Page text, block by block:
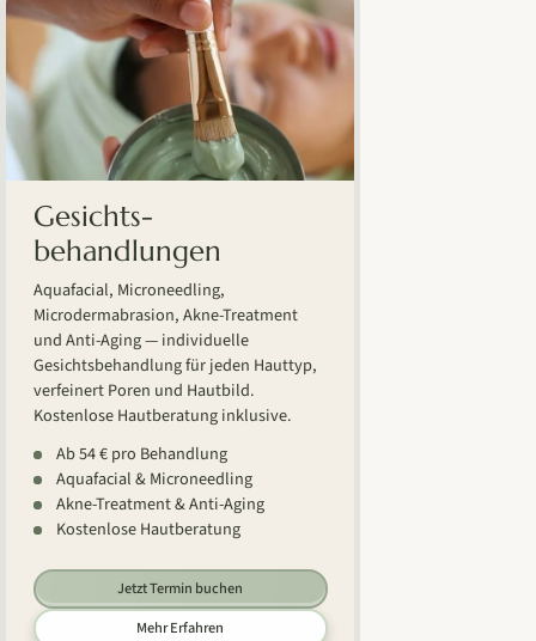
Gesichts-
behandlungen
Aquafacial, Microneedling,
Microdermabrasion, Akne-Treatment
und Anti-Aging — individuelle
Gesichtsbehandlung für jeden Hauttyp,
verfeinert Poren und Hautbild.
Kostenlose Hautberatung inklusive.
Ab 54 € pro Behandlung
Aquafacial & Microneedling
Akne-Treatment & Anti-Aging
Kostenlose Hautberatung
Jetzt Termin buchen
Mehr Erfahren